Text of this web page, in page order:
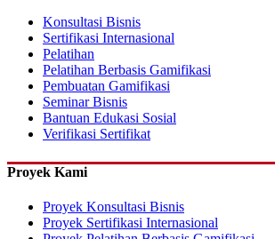
Konsultasi Bisnis
Sertifikasi Internasional
Pelatihan
Pelatihan Berbasis Gamifikasi
Pembuatan Gamifikasi
Seminar Bisnis
Bantuan Edukasi Sosial
Verifikasi Sertifikat
Proyek Kami
Proyek Konsultasi Bisnis
Proyek Sertifikasi Internasional